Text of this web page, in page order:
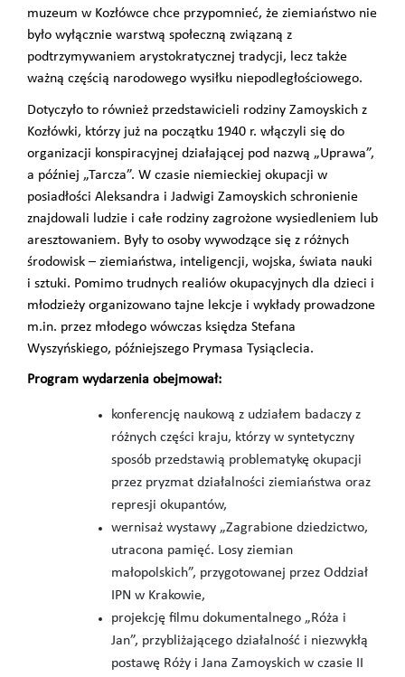
muzeum w Kozłówce chce przypomnieć, że ziemiaństwo nie
było wyłącznie warstwą społeczną związaną z
podtrzymywaniem arystokratycznej tradycji, lecz także
ważną częścią narodowego wysiłku niepodległościowego.
Dotyczyło to również przedstawicieli rodziny Zamoyskich z
Kozłówki, którzy już na początku 1940 r. włączyli się do
organizacji konspiracyjnej działającej pod nazwą „Uprawa”,
a później „Tarcza”. W czasie niemieckiej okupacji w
posiadłości Aleksandra i Jadwigi Zamoyskich schronienie
znajdowali ludzie i całe rodziny zagrożone wysiedleniem lub
aresztowaniem. Były to osoby wywodzące się z różnych
środowisk – ziemiaństwa, inteligencji, wojska, świata nauki
i sztuki. Pomimo trudnych realiów okupacyjnych dla dzieci i
młodzieży organizowano tajne lekcje i wykłady prowadzone
m.in. przez młodego wówczas księdza Stefana
Wyszyńskiego, późniejszego Prymasa Tysiąclecia.
Program wydarzenia obejmował:
konferencję naukową z udziałem badaczy z
różnych części kraju, którzy w syntetyczny
sposób przedstawią problematykę okupacji
przez pryzmat działalności ziemiaństwa oraz
represji okupantów,
wernisaż wystawy „Zagrabione dziedzictwo,
utracona pamięć. Losy ziemian
małopolskich”, przygotowanej przez Oddział
IPN w Krakowie,
projekcję filmu dokumentalnego „Róża i
Jan”, przybliżającego działalność i niezwykłą
postawę Róży i Jana Zamoyskich w czasie II